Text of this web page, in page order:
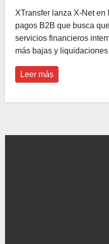
XTransfer lanza X-Net
pagos B2B que busca
servicios financieros
más bajas y
Leer más